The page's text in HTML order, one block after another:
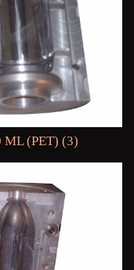
ML (PET) (3)